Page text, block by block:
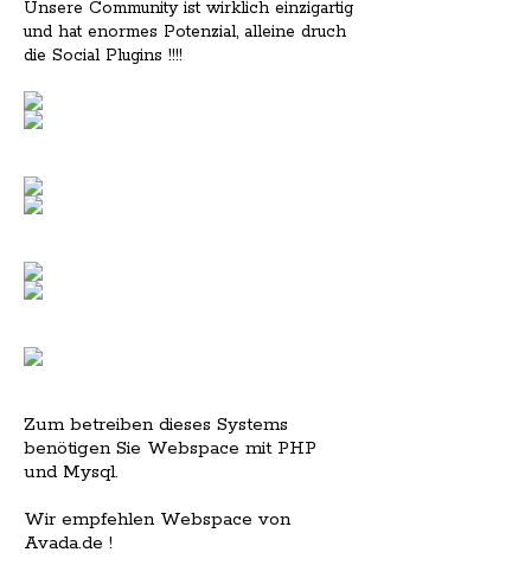
Unsere Community ist wirklich einzigartig
und hat enormes Potenzial, alleine druch
die Social Plugins !!!!
Zum betreiben dieses Systems
benötigen Sie Webspace mit PHP
und Mysql.
Wir empfehlen Webspace von
Avada.de !